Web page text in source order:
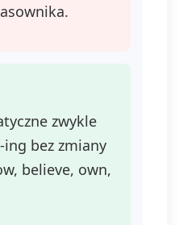
zwykle
ing bez zmiany
believe, own,